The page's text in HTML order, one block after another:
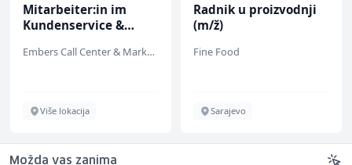
Mitarbeiter:in im
Kundenservice &
Embers Call Center & Marketing
Više lokacija
Radnik u proizvodnji
(m/ž)
Fine Food
Sarajevo
Možda vas zanima